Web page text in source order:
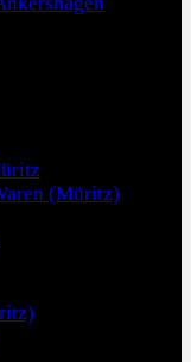
(Müritz)